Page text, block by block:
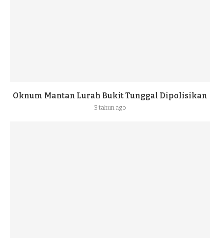
Oknum Mantan Lurah Bukit Tunggal Dipolisikan
3 tahun ago